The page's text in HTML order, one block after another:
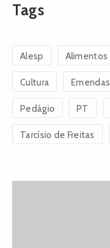
Tags
Alesp Alimentos
Cultura Emendas
Pedágio PT
Tarcísio de Freitas